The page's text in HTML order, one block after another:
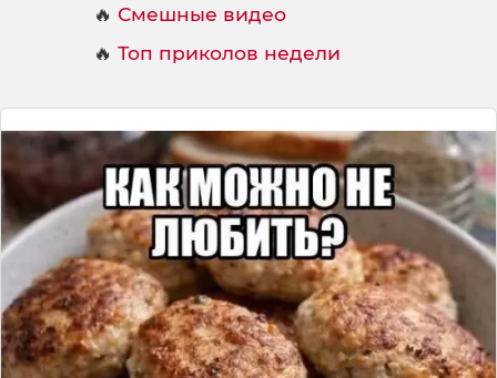
🔥 Смешные видео
🔥 Топ приколов недели